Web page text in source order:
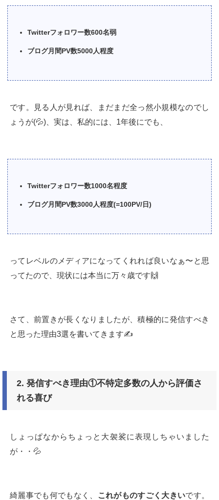
Twitterフォロワー数600名弱
ブログ月間PV数5000人程度
です。見る人が見れば、まだまだ全っ然小規模なのでし
ょうが(💦)、実は、私的には、1年後にでも、
Twitterフォロワー数1000名程度
ブログ月間PV数3000人程度(=100PV/日)
ってレベルのメディアになってくれれば良いなぁ〜と思
ってたので、現状には本当に万々歳です🙌
さて、前置きが長くなりましたが、積極的に発信すべき
と思った理由3選を書いてきます✍️
2. 発信すべき理由①不特定多数の人から評価さ
れる喜び
しょっぱなからちょっと大袈裟に表現しちゃいました
が・・💦
綺麗事でも何でもなく、 これがものすごく大きいです。